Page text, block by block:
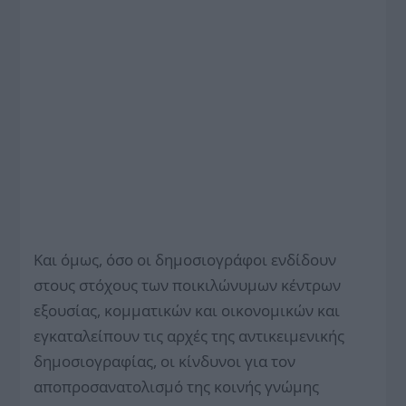
Και όμως, όσο οι δημοσιογράφοι ενδίδουν
στους στόχους των ποικιλώνυμων κέντρων
εξουσίας, κομματικών και οικονομικών και
εγκαταλείπουν τις αρχές της αντικειμενικής
δημοσιογραφίας, οι κίνδυνοι για τον
αποπροσανατολισμό της κοινής γνώμης